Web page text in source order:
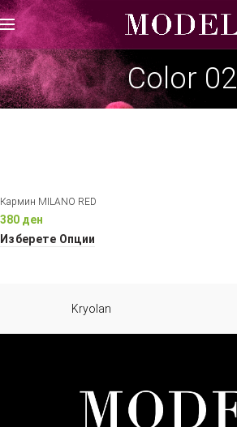
Color 02
Кармин MILANO RED
380 ден
Изберете Опции
Kryolan